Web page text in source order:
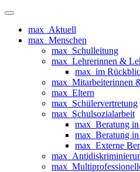
Zum
springen
Primäres
max_Aktuell
max_Menschen
max_Schulleitung
max_Lehrerinnen &
max_im
max_Mitarbeiterinnen
max_Eltern
max_Schülervertretung
max_Schulsozialarbeit
max_Beratung
max_Beratung
max_Externe